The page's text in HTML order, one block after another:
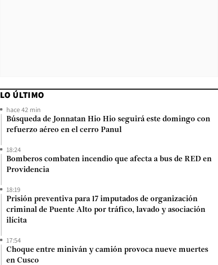
LO ÚLTIMO
hace 42 min
Búsqueda de Jonnatan Hio Hio seguirá este domingo con
refuerzo aéreo en el cerro Panul
18:24
Bomberos combaten incendio que afecta a bus de RED en
Providencia
18:19
Prisión preventiva para 17 imputados de organización
criminal de Puente Alto por tráfico, lavado y asociación
ilícita
17:54
Choque entre miniván y camión provoca nueve muertes
en Cusco